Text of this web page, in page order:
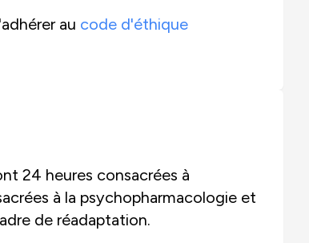
au code d'éthique
24 heures consacrées à
à la psychopharmacologie et
de réadaptation.